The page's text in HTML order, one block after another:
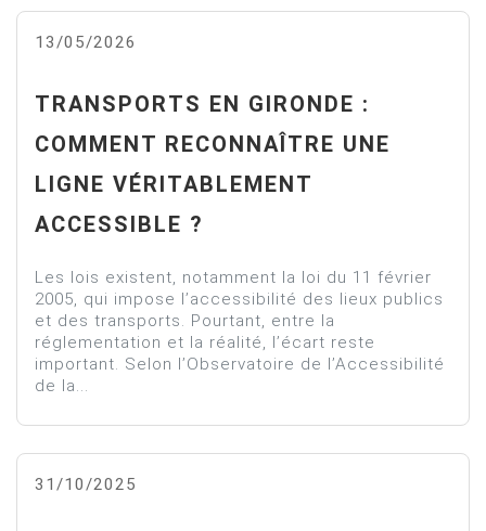
13/05/2026
TRANSPORTS EN GIRONDE :
COMMENT RECONNAÎTRE UNE
LIGNE VÉRITABLEMENT
ACCESSIBLE ?
Les lois existent, notamment la loi du 11 février
2005, qui impose l’accessibilité des lieux publics
et des transports. Pourtant, entre la
réglementation et la réalité, l’écart reste
important. Selon l’Observatoire de l’Accessibilité
de la...
31/10/2025